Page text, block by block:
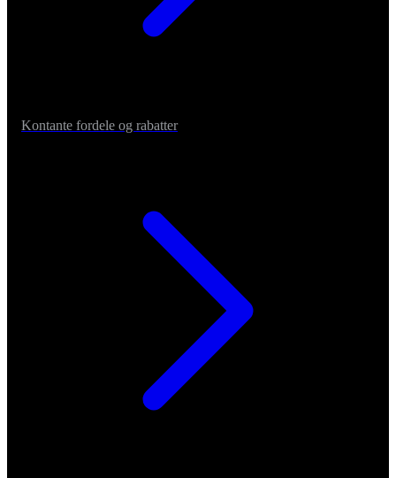
Kontante fordele og rabatter